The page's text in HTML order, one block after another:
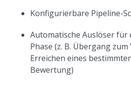
Konfigurierbare Pipeline-
Automatische Auslöser
Phase (z. B. Übergang
Erreichen eines
Bewertung)